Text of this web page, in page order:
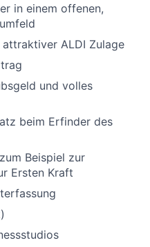
in einem offenen,
ALDI Zulage
und volles
beim Erfinder des
Beispiel zur
Ersten Kraft